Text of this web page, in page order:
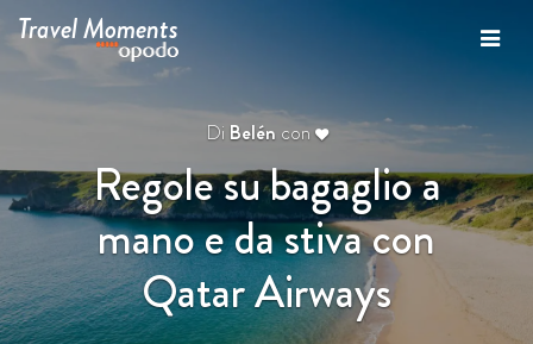
Travel Moments
Di Belén con
Regole su bagaglio a
mano e da stiva con
Qatar Airways